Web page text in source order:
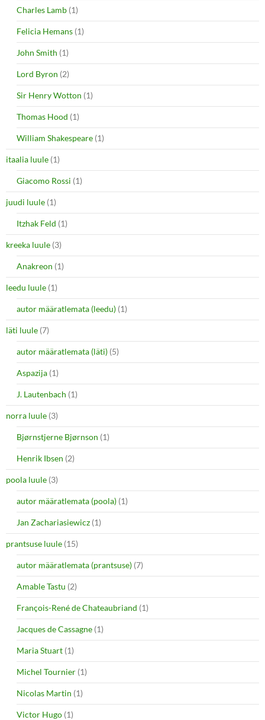
Charles Lamb (1)
Felicia Hemans (1)
John Smith (1)
Lord Byron (2)
Sir Henry Wotton (1)
Thomas Hood (1)
William Shakespeare (1)
itaalia luule (1)
Giacomo Rossi (1)
juudi luule (1)
Itzhak Feld (1)
kreeka luule (3)
Anakreon (1)
leedu luule (1)
autor määratlemata (leedu) (1)
läti luule (7)
autor määratlemata (läti) (5)
Aspazija (1)
J. Lautenbach (1)
norra luule (3)
Bjørnstjerne Bjørnson (1)
Henrik Ibsen (2)
poola luule (3)
autor määratlemata (poola) (1)
Jan Zachariasiewicz (1)
prantsuse luule (15)
autor määratlemata (prantsuse) (7)
Amable Tastu (2)
François-René de Chateaubriand (1)
Jacques de Cassagne (1)
Maria Stuart (1)
Michel Tournier (1)
Nicolas Martin (1)
Victor Hugo (1)